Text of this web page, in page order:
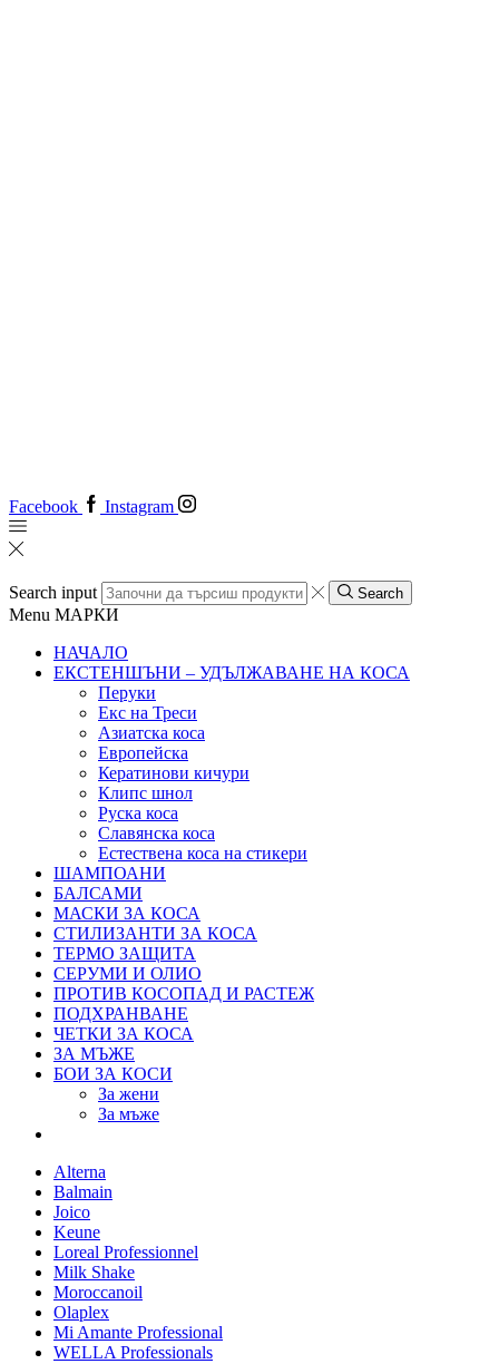
Facebook Instagram
Search input Search
Menu МАРКИ
НАЧАЛО
ЕКСТЕНШЪНИ – УДЪЛЖАВАНЕ НА КОСА
Перуки
Екс на Треси
Азиатска коса
Европейска
Кератинови кичури
Клипс шнол
Руска коса
Славянска коса
Естествена коса на стикери
ШАМПОАНИ
БАЛСАМИ
МАСКИ ЗА КОСА
СТИЛИЗАНТИ ЗА КОСА
ТЕРМО ЗАЩИТА
СЕРУМИ И ОЛИО
ПРОТИВ КОСОПАД И РАСТЕЖ
ПОДХРАНВАНЕ
ЧЕТКИ ЗА КОСА
ЗА МЪЖЕ
БОИ ЗА КОСИ
За жени
За мъже
Alterna
Balmain
Joico
Keune
Loreal Рrofessionnel
Milk Shake
Moroccanoil
Olaplex
Mi Amante Professional
WELLA Professionals